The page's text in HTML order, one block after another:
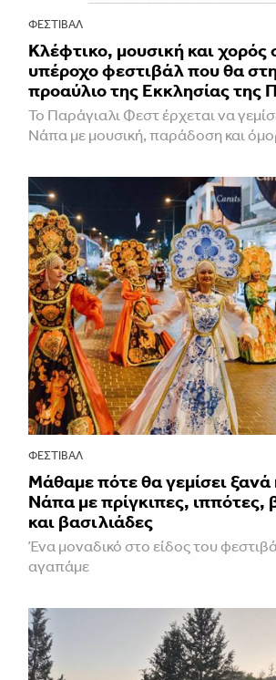
ΦΕΣΤΙΒΑΛ
Κλέφτικο, μουσική και χορός
υπέροχο φεστιβάλ που θα
προαύλιο της Εκκλησίας της
Το Παράγιαλι Φεστ έρχεται να
Νάπα με μουσική, παράδοση και
ΦΕΣΤΙΒΑΛ
Μάθαμε πότε θα γεμίσει ξανά
Νάπα με πρίγκιπες, ιππότες,
και βασιλιάδες
Ένα μοναδικό στο είδος του
αγαπάμε